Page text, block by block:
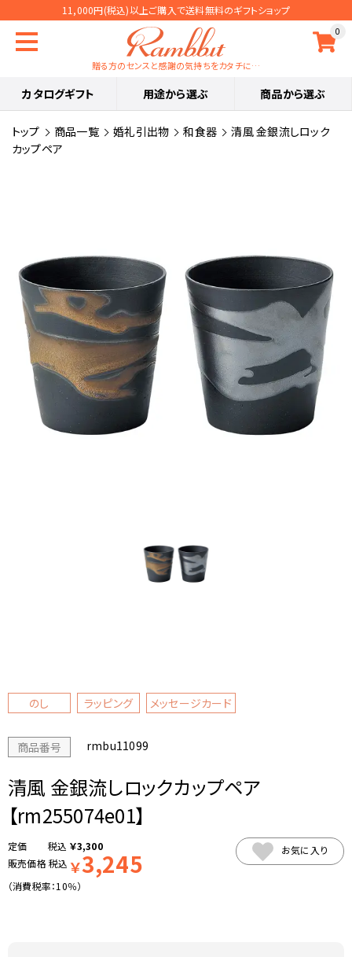
11,000円(税込)以上ご購入で送料無料のギフトショップ
0
贈る方のセンスと感謝の気持ちをカタチに…
カタログギフト 用途から選ぶ 商品から選ぶ
トップ 商品一覧 婚礼引出物 和食器
清風 金銀流しロック
カップペア
のし ラッピング メッセージカード
商品番号 rmbu11099
清風 金銀流しロックカップペア
【rm255074e01】
税込 ￥3,300
販売価格税込 ￥3,245
（消費税率：10％）
お気に入り